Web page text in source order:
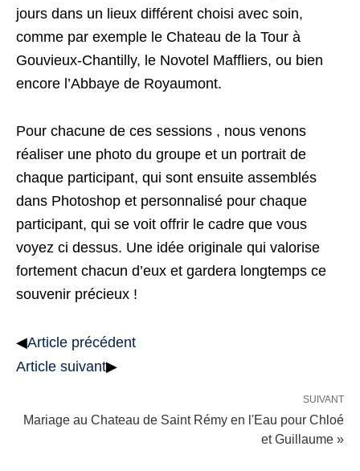
jours dans un lieux différent choisi avec soin,
comme par exemple le Chateau de la Tour à
Gouvieux-Chantilly, le Novotel Maffliers, ou bien
encore l’Abbaye de Royaumont.
Pour chacune de ces sessions , nous venons
réaliser une photo du groupe et un portrait de
chaque participant, qui sont ensuite assemblés
dans Photoshop et personnalisé pour chaque
participant, qui se voit offrir le cadre que vous
voyez ci dessus. Une idée originale qui valorise
fortement chacun d’eux et gardera longtemps ce
souvenir précieux !
◀Article précédent
Article suivant▶
SUIVANT
Mariage au Chateau de Saint Rémy en l'Eau pour Chloé
et Guillaume »